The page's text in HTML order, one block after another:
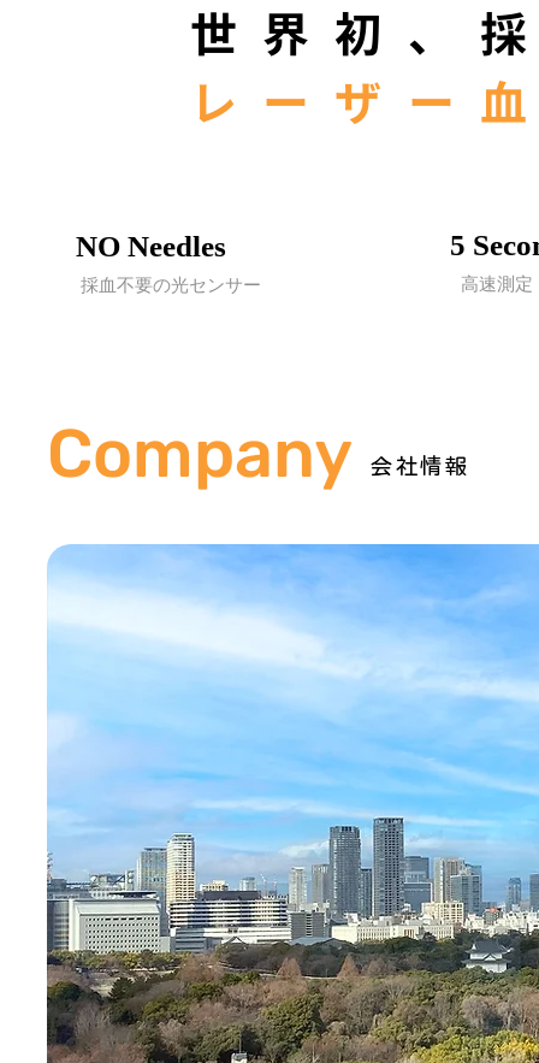
世界初、
レーザー
​NO Needles
​採血不要の光センサー
5
高速測定
Company 会社情報